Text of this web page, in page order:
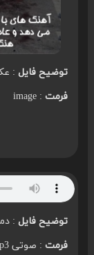
توضیح فایل:
فرمت: image
توضیح فایل:
فرمت: صوتی mp3